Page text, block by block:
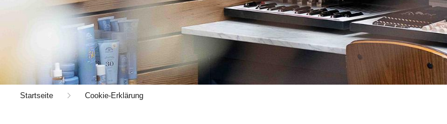
Startseite Cookie-Erklärung